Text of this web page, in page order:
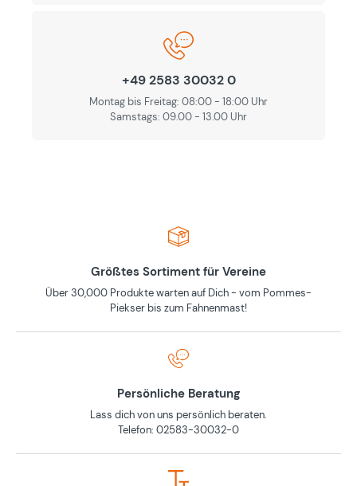
+49 2583 30032 0
Montag bis Freitag: 08:00 - 18:00 Uhr
Samstags: 09.00 - 13.00 Uhr
Größtes Sortiment für Vereine
Über 30,000 Produkte warten auf Dich - vom Pommes-
Piekser bis zum Fahnenmast!
Persönliche Beratung
Lass dich von uns persönlich beraten.
Telefon: 02583-30032-0